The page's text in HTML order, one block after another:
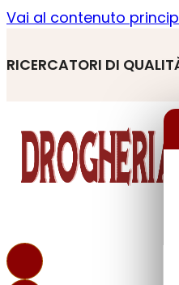
Vai al contenuto
RICERCATORI DI